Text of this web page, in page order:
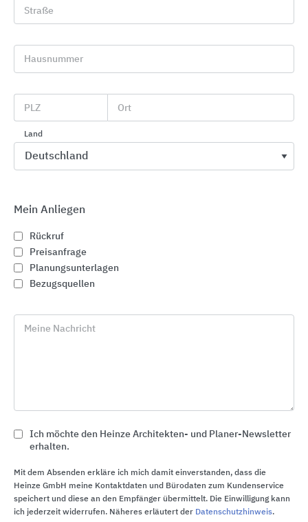
Textile modulare Bodenbeläge
Interface
MARAZZI
Straße
Hausnummer
PLZ Ort
Land
Mein Anliegen
Rückruf
Preisanfrage
Planungsunterlagen
Bezugsquellen
Meine Nachricht
Ich möchte den Heinze Architekten- und Planer-Newsletter
erhalten.
Mit dem Absenden erkläre ich mich damit einverstanden, dass die
Heinze GmbH meine Kontaktdaten und Bürodaten zum Kundenservice
speichert und diese an den Empfänger übermittelt. Die Einwilligung kann
ich jederzeit widerrufen. Näheres erläutert der Datenschutzhinweis.